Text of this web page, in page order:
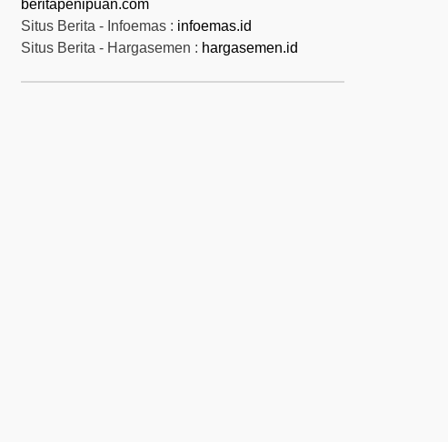
beritapenipuan.com
Situs Berita - Infoemas : infoemas.id
Situs Berita - Hargasemen : hargasemen.id